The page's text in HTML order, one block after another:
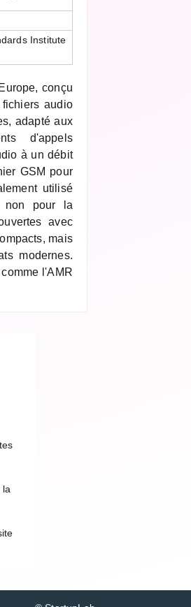
Institute
conçu
audio
adapté aux
d'appels
à un débit
GSM pour
utilisé
non pour la
avec
mais
modernes.
l'AMR
la